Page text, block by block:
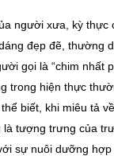
người xưa, kỳ thực
đẹp đẽ, thường
gọi là “chim nhất
trong hiện thực
biết, khi miêu tả
tượng trưng của
sự nuôi dưỡng